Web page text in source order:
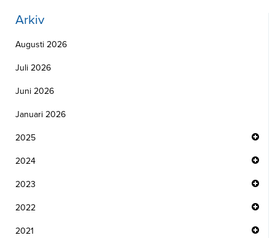
Arkiv
Augusti 2026
Juli 2026
Juni 2026
Januari 2026
2025
2024
2023
2022
2021